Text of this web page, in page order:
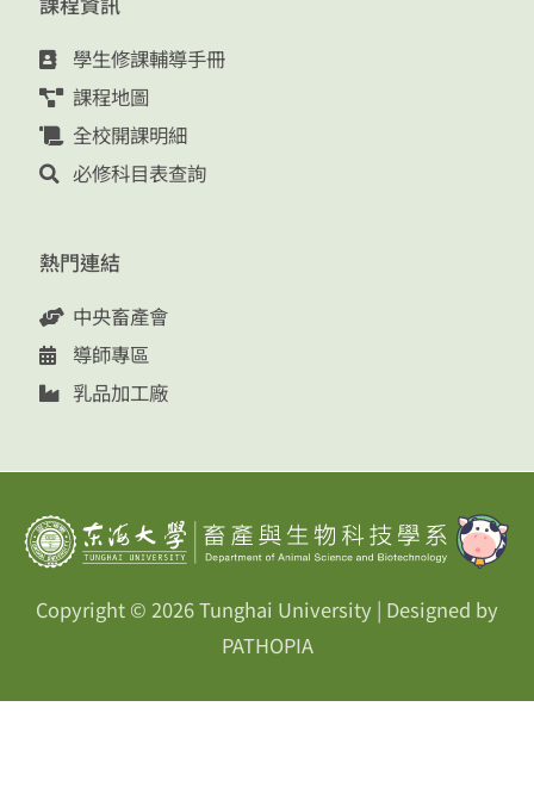
學生修課輔導手冊
課程地圖
全校開課明細
必修科目表查詢
熱門連結
中央畜產會
導師專區
乳品加工廠
Copyright © 2026Tunghai University | Designed by
PATHOPIA